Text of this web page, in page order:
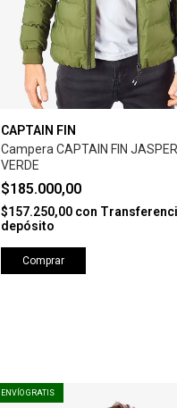
CAPTAIN FIN
Campera CAPTAIN FIN
VERDE
$185.000,00
$157.250,00 con
depósito
Comprar
ENVÍO GRATIS